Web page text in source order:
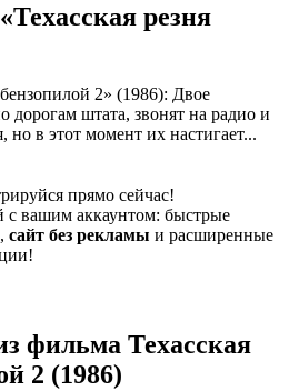
резня
2» (1986): Двое
дорогам штата, звонят на радио и
но в этот момент их настигает...
прямо сейчас!
вашим аккаунтом: быстрые
сайт без рекламы и расширенные
фильма Техасская
2 (1986)